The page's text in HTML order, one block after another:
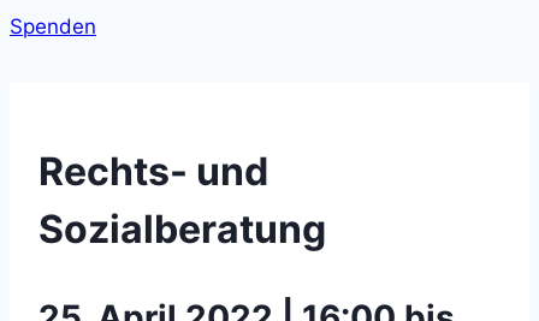
Spenden
Rechts- und
Sozialberatung